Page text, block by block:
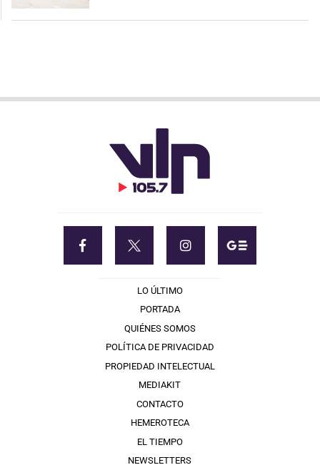
LO ÚLTIMO
PORTADA
QUIÉNES SOMOS
POLÍTICA DE PRIVACIDAD
PROPIEDAD INTELECTUAL
MEDIAKIT
CONTACTO
HEMEROTECA
EL TIEMPO
NEWSLETTERS